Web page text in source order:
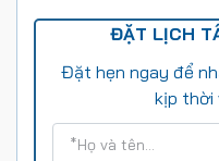
ĐẶT LỊCH
Đặt hẹn ngay để
kịp thời